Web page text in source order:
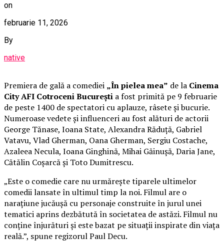
on
februarie 11, 2026
By
native
Premiera de gală a comediei „În pielea mea” de la Cinema
City AFI Cotroceni București a fost primită pe 9 februarie
de peste 1400 de spectatori cu aplauze, râsete și bucurie.
Numeroase vedete și influenceri au fost alături de actorii
George Tănase, Ioana State, Alexandra Răduță, Gabriel
Vatavu, Vlad Gherman, Oana Gherman, Sergiu Costache,
Azaleea Necula, Ioana Ginghină, Mihai Găinușă, Daria Jane,
Cătălin Coșarcă și Toto Dumitrescu.
„Este o comedie care nu urmărește tiparele ultimelor
comedii lansate în ultimul timp la noi. Filmul are o
narațiune jucăușă cu personaje construite în jurul unei
tematici aprins dezbătută în societatea de astăzi. Filmul nu
conține înjurături și este bazat pe situații inspirate din viața
reală.”, spune regizorul Paul Decu.